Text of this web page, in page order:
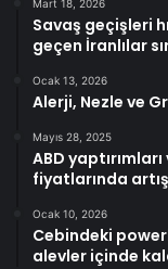
Mart 18, 2026
Savaş geçişleri
geçen İranlılar
Ocak 13, 2026
Alerji, Nezle ve
Mayıs 28, 2025
ABD
fiyatlarında artış
Ocak 10, 2026
Cebindeki
alevler içinde